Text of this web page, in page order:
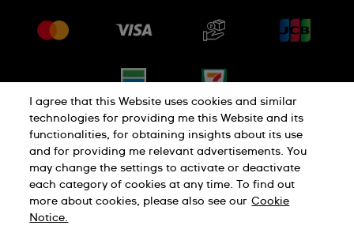
銷售條款
工作機會
隱私權政策 Cookie Notice
使用者條款
I agree that this Website uses cookies and similar
technologies for providing me this Website and its
functionalities, for obtaining insights about its use
and for providing me relevant advertisements. You
may change the settings to activate or deactivate
each category of cookies at any time. To find out
more about cookies, please also see our Cookie
Notice.